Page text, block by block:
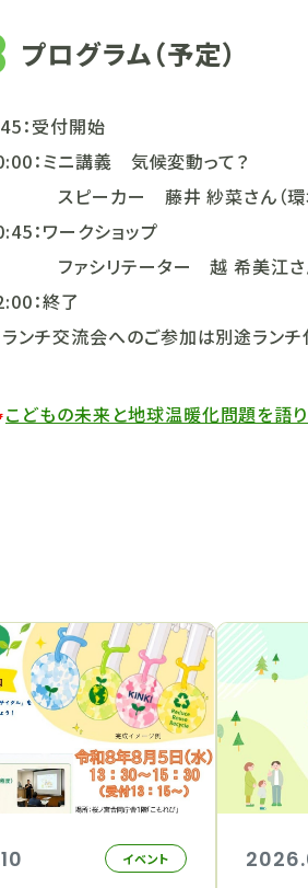
プログラム（予定）
：受付開始
：ミニ講義 気候変動って？
ピーカー 藤井 紗菜さん（環境
：ワークショップ
ァシリテーター 越 希美江さ
：終了
ンチ交流会へのご参加は別途ランチ
こどもの未来と地球温暖化問題を語
イベント